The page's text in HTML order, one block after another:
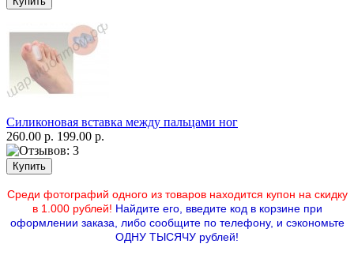
Силиконовая вставка между пальцами ног
260.00 р. 199.00 р.
Среди фотографий одного из товаров находится купон на скидку
в 1.000 рублей! Найдите его, введите код в корзине при
оформлении заказа, либо сообщите по телефону, и сэкономьте
ОДНУ ТЫСЯЧУ рублей!